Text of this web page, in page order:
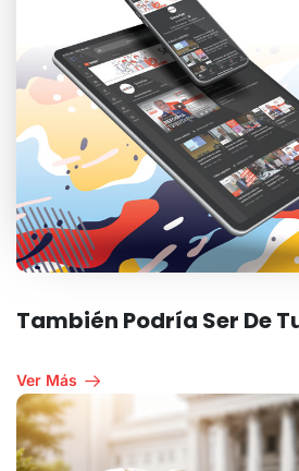
También Podría Ser De
Ver Más